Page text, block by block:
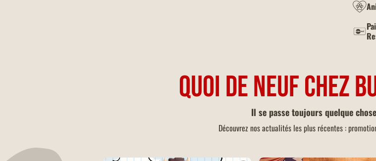
QUOI DE NEUF CHEZ
Il se passe toujours quelque
Découvrez nos actualités les plus récentes :